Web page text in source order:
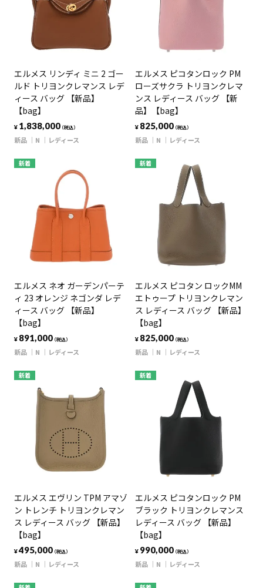
エルメス リンディ ミニ 2 ゴー
ルド トリヨンクレマンス レデ
ィース バッグ 【新品】
【bag】
¥ 1,838,000（税込）
新品 N レディース
エルメス ピコタンロック PM
ローズサクラ トリヨンクレマ
ンス レディース バッグ 【新
品】【bag】
¥ 825,000（税込）
新品 N レディース
新着
エルメス ネオ ガーデンパーテ
ィ 23 オレンジ ネゴンダ レデ
ィース バッグ 【新品】
【bag】
¥ 891,000（税込）
新品 N レディース
新着
エルメス ピコタン ロックMM
エトゥープ トリヨンクレマン
ス レディース バッグ 【新品】
【bag】
¥ 825,000（税込）
新品 N レディース
新着
エルメス エヴリン TPM アマゾ
ン トレンチ トリヨンクレマン
ス レディース バッグ 【新品】
【bag】
¥495,000（税込）
新品 N レディース
新着
エルメス ピコタンロック PM
ブラック トリヨンクレマンス
レディース バッグ 【新品】
【bag】
¥ 990,000（税込）
新品 N レディース